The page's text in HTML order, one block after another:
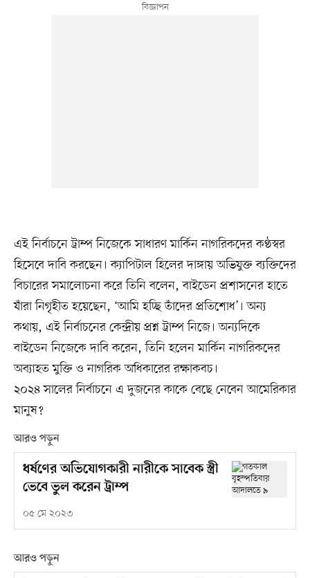
এই নির্বাচনে ট্রাম্প নিজেকে সাধারণ মার্কিন নাগরিকদের কণ্ঠস্বর
হিসেবে দাবি করছেন। ক্যাপিটাল হিলের দাঙ্গায় অভিযুক্ত ব্যক্তিদের
বিচারের সমালোচনা করে তিনি বলেন, বাইডেন প্রশাসনের হাতে
যাঁরা নিগৃহীত হয়েছেন, ‘আমি হচ্ছি তাঁদের প্রতিশোধ’। অন্য
কথায়, এই নির্বাচনের কেন্দ্রীয় প্রশ্ন ট্রাম্প নিজে। অন্যদিকে
বাইডেন নিজেকে দাবি করেন, তিনি হলেন মার্কিন নাগরিকদের
অব্যাহত মুক্তি ও নাগরিক অধিকারের রক্ষাকবচ।
২০২৪ সালের নির্বাচনে এ দুজনের কাকে বেছে নেবেন আমেরিকার
মানুষ?
আরও পড়ুন
ধর্ষণের অভিযোগকারী নারীকে সাবেক স্ত্রী
ভেবে ভুল করেন ট্রাম্প
০৫ মে ২০২৩
আরও পড়ুন